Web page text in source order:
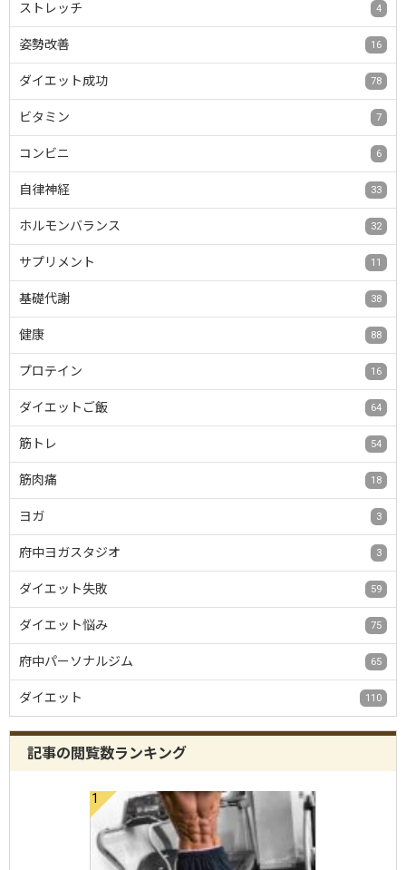
ストレッチ 4
姿勢改善 16
ダイエット成功 78
ビタミン 7
コンビニ 6
自律神経 33
ホルモンバランス 32
サプリメント 11
基礎代謝 38
健康 88
プロテイン 16
ダイエットご飯 64
筋トレ 54
筋肉痛 18
ヨガ 3
府中ヨガスタジオ 3
ダイエット失敗 59
ダイエット悩み 75
府中パーソナルジム 65
ダイエット 110
記事の閲覧数ランキング